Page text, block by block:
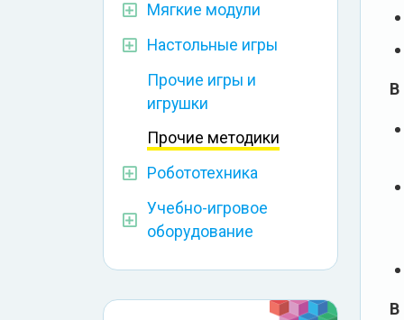
Мягкие модули
Настольные игры
Прочие игры и
игрушки
Прочие методики
Робототехника
Учебно-игровое
оборудование
В
В